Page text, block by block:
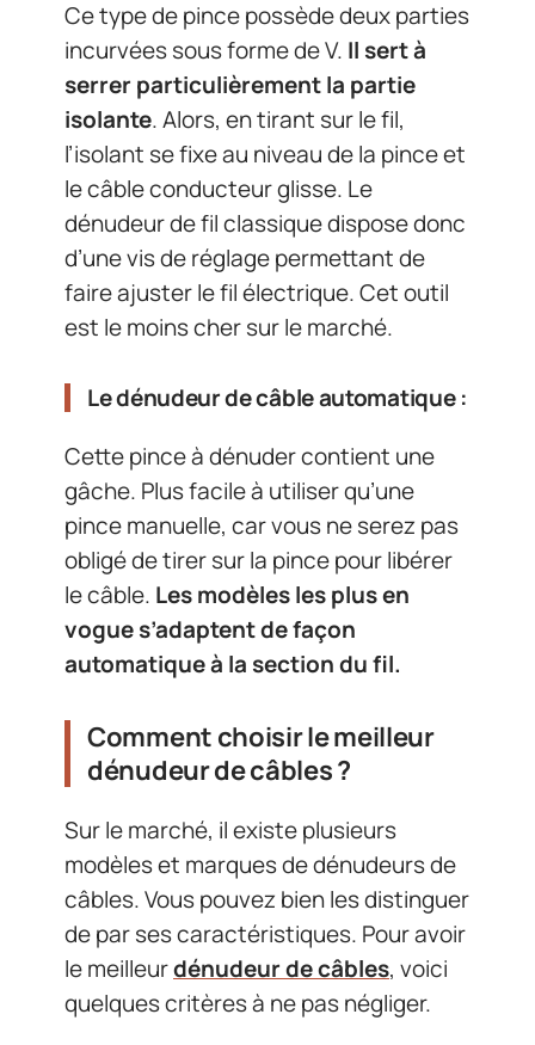
Ce type de pince possède deux parties
incurvées sous forme de V. Il sert à
serrer particulièrement la partie
isolante. Alors, en tirant sur le fil,
l’isolant se fixe au niveau de la pince et
le câble conducteur glisse. Le
dénudeur de fil classique dispose donc
d’une vis de réglage permettant de
faire ajuster le fil électrique. Cet outil
est le moins cher sur le marché.
Le dénudeur de câble automatique :
Cette pince à dénuder contient une
gâche. Plus facile à utiliser qu’une
pince manuelle, car vous ne serez pas
obligé de tirer sur la pince pour libérer
le câble. Les modèles les plus en
vogue s’adaptent de façon
automatique à la section du fil.
Comment choisir le meilleur
dénudeur de câbles ?
Sur le marché, il existe plusieurs
modèles et marques de dénudeurs de
câbles. Vous pouvez bien les distinguer
de par ses caractéristiques. Pour avoir
le meilleurdénudeur de câbles, voici
quelques critères à ne pas négliger.